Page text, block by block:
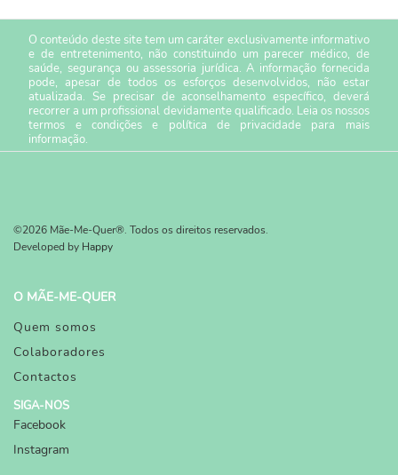
O conteúdo deste site tem um caráter exclusivamente informativo
e de entretenimento, não constituindo um parecer médico, de
saúde, segurança ou assessoria jurídica. A informação fornecida
pode, apesar de todos os esforços desenvolvidos, não estar
atualizada. Se precisar de aconselhamento específico, deverá
recorrer a um profissional devidamente qualificado. Leia os nossos
termos e condiçõese política de privacidade para mais
informação.
©2026 Mãe-Me-Quer®. Todos os direitos reservados.
Developed by Happy
O MÃE-ME-QUER
Quem somos
Colaboradores
Contactos
SIGA-NOS
Facebook
Instagram